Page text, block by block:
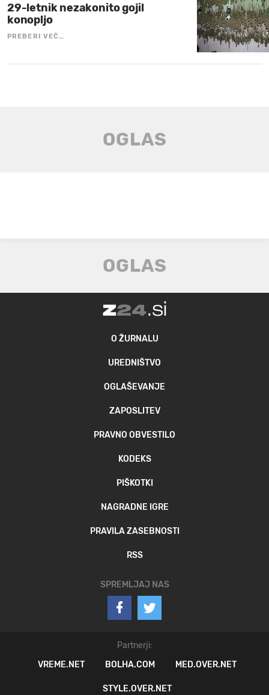
29-letnik nezakonito gojil
konopljo
PREBERI VEČ…
O ŽURNALU
UREDNIŠTVO
OGLAŠEVANJE
ZAPOSLITEV
PRAVNO OBVESTILO
KODEKS
PIŠKOTKI
NAGRADNE IGRE
PRAVILA ZASEBNOSTI
RSS
SPREMLJAJ NAS
Partnerji:
VREME.NET
BOLHA.COM MED.OVER.NET
STYLE.OVER.NET